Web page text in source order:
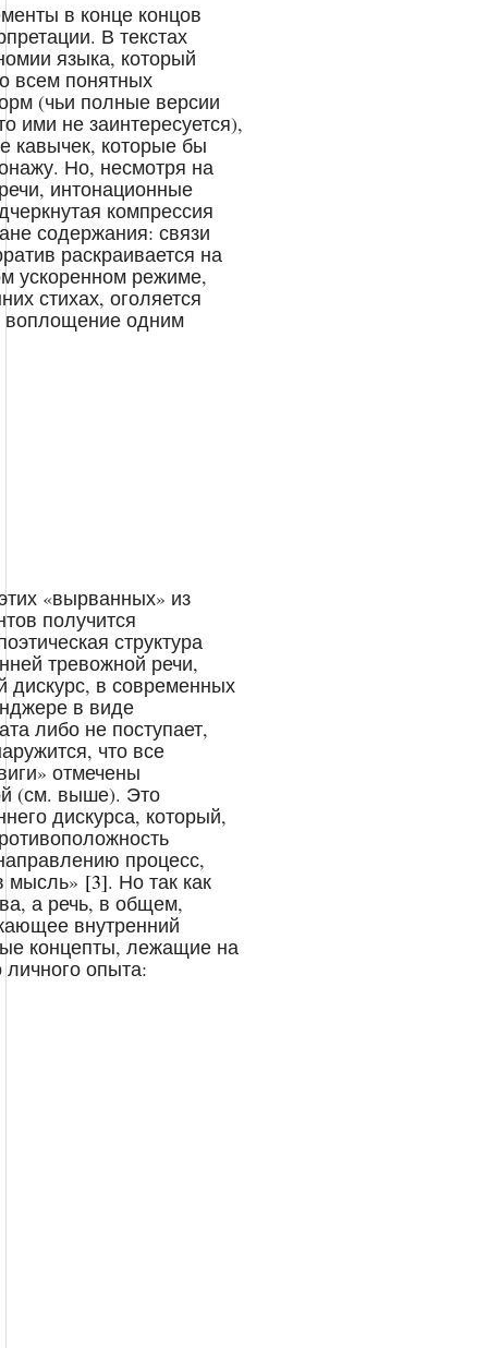
в конце концов
В текстах
языка, который
всем понятных
(чьи полные версии
ими не заинтересуется),
кавычек, которые бы
Но, несмотря на
интонационные
компрессия
содержания: связи
раскраивается на
ускоренном режиме,
стихах, оголяется
воплощение одним
«вырванных» из
получится
структура
тревожной речи,
в современных
в виде
либо не поступает,
что все
отмечены
(см. выше). Это
дискурса, который,
процесс,
мысль» [3]. Но так как
а речь, в общем,
внутренний
концепты, лежащие на
опыта: